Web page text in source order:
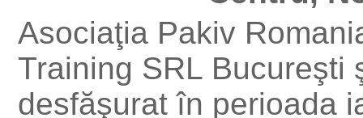
Asociaţia Pakiv
Training SRL Bucureşti
desfăşurat în perioada